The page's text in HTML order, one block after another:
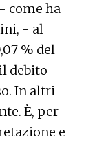
come ha
- al
% del
debito
In altri
È, per
e